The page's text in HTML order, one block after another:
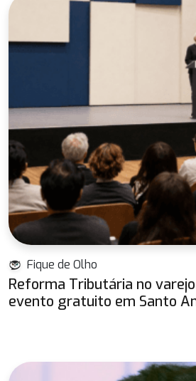
Fique de Olho
Reforma Tributária no
evento gratuito em Santo